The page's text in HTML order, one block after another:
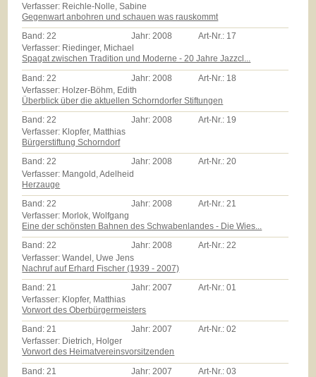
Verfasser: Reichle-Nolle, Sabine
Gegenwart anbohren und schauen was rauskommt
Band:22 Jahr:2008 Art-Nr.: 17
Verfasser: Riedinger, Michael
Spagat zwischen Tradition und Moderne - 20 Jahre Jazzcl...
Band: 22 Jahr: 2008 Art-Nr.: 18
Verfasser: Holzer-Böhm, Edith
Überblick über die aktuellen Schorndorfer Stiftungen
Band:22 Jahr:2008 Art-Nr.: 19
Verfasser: Klopfer, Matthias
Bürgerstiftung Schorndorf
Band:22 Jahr:2008 Art-Nr.:20
Verfasser: Mangold, Adelheid
Herzauge
Band:22 Jahr:2008 Art-Nr.:21
Verfasser: Morlok, Wolfgang
Eine der schönsten Bahnen des Schwabenlandes - Die Wies...
Band:22 Jahr:2008 Art-Nr.:22
Verfasser: Wandel, Uwe Jens
Nachruf auf Erhard Fischer (1939 - 2007)
Band: 21 Jahr: 2007 Art-Nr.:01
Verfasser: Klopfer, Matthias
Vorwort des Oberbürgermeisters
Band:21 Jahr:2007 Art-Nr.:02
Verfasser: Dietrich, Holger
Vorwort des Heimatvereinsvorsitzenden
Band: 21 Jahr: 2007 Art-Nr.:03